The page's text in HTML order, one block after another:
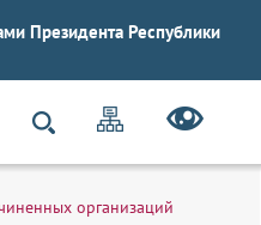
Президента Республики
организаций